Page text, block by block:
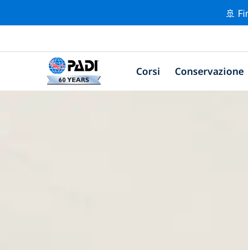
🚢
Corsi Conservazione